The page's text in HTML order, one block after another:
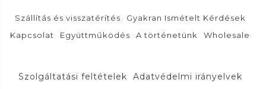
Szállítás és visszatérítés
Gyakran Ismételt Kérdések
Kapcsolat
Együttműködés A történetünk Wholesale
Szolgáltatási feltételek
Adatvédelmi irányelvek